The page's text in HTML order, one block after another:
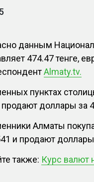
данным
474.47 тенге,
Almaty.tv.
пунктах
доллары за
Алматы
и продают
также: Курс валют